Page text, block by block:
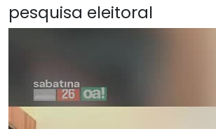
pesquisa eleitoral